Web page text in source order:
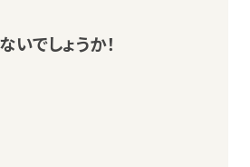
でしょうか！